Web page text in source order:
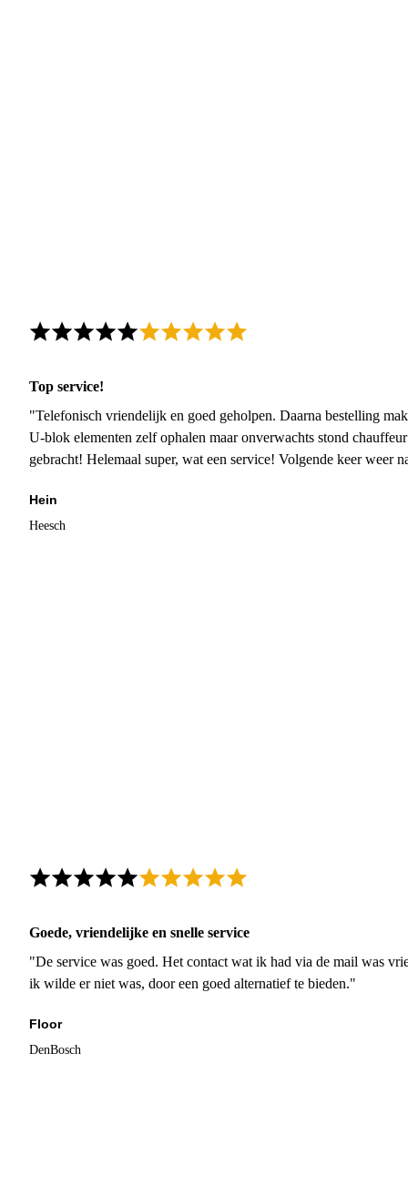
Top service!
"Telefonisch vriendelijk en goed geholpen. Daarna bestelling
U-blok elementen zelf ophalen maar onverwachts stond
gebracht! Helemaal super, wat een service! Volgende keer weer
Hein
Heesch
Goede, vriendelijke en snelle service
"De service was goed. Het contact wat ik had via de mail was
ik wilde er niet was, door een goed alternatief te bieden."
Floor
DenBosch